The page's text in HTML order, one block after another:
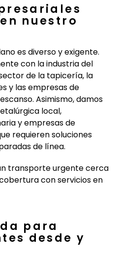
nuestro
es diverso y exigente.
con la industria del
de la tapicería, la
y las empresas de
Asimismo, damos
local,
y empresas de
requieren soluciones
de línea.
transporte urgente cerca
con servicios en
para
desde y